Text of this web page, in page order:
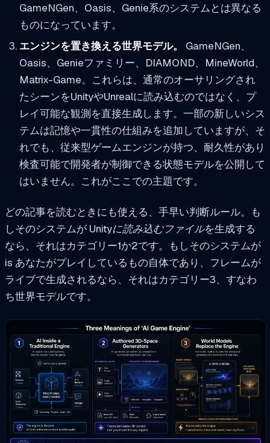
GameNGen、Oasis、Genie系のシステムとは異なる
ものになっています。
エンジンを置き換える世界モデル。
GameNGen、
Oasis、Genieファミリー、DIAMOND、MineWorld、
Matrix-Game。これらは、通常のオーサリングされ
たシーンをUnityやUnrealに読み込むのではなく、プ
レイ可能な観測を直接生成します。一部の新しいシス
テムは記憶や一貫性の仕組みを追加していますが、そ
れでも、従来型ゲームエンジンが持つ、耐久性があり
検査可能で開発者が制御できる状態モデルを公開して
はいません。これがここでの主題です。
どの記事を読むときにも使える、手早い判断ルール。も
しそのシステムが Unityに読み込むファイルを生成する
なら、それはカテゴリー1か2です。もしそのシステムが
is あなたがプレイしているもの自体であり、フレームが
ライブで生成されるなら、それはカテゴリー3、すなわ
ち世界モデルです。